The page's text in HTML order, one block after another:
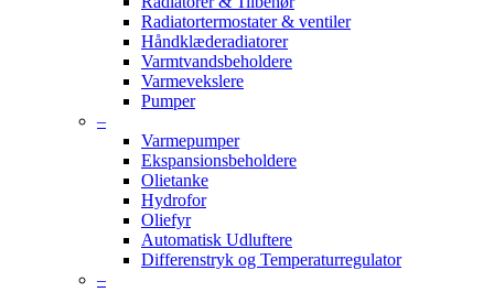
Radiatortermostater & ventiler
Håndklæderadiatorer
Varmtvandsbeholdere
Varmevekslere
Pumper
–
Varmepumper
Ekspansionsbeholdere
Olietanke
Hydrofor
Oliefyr
Automatisk Udluftere
Differenstryk og Temperaturregulator
–